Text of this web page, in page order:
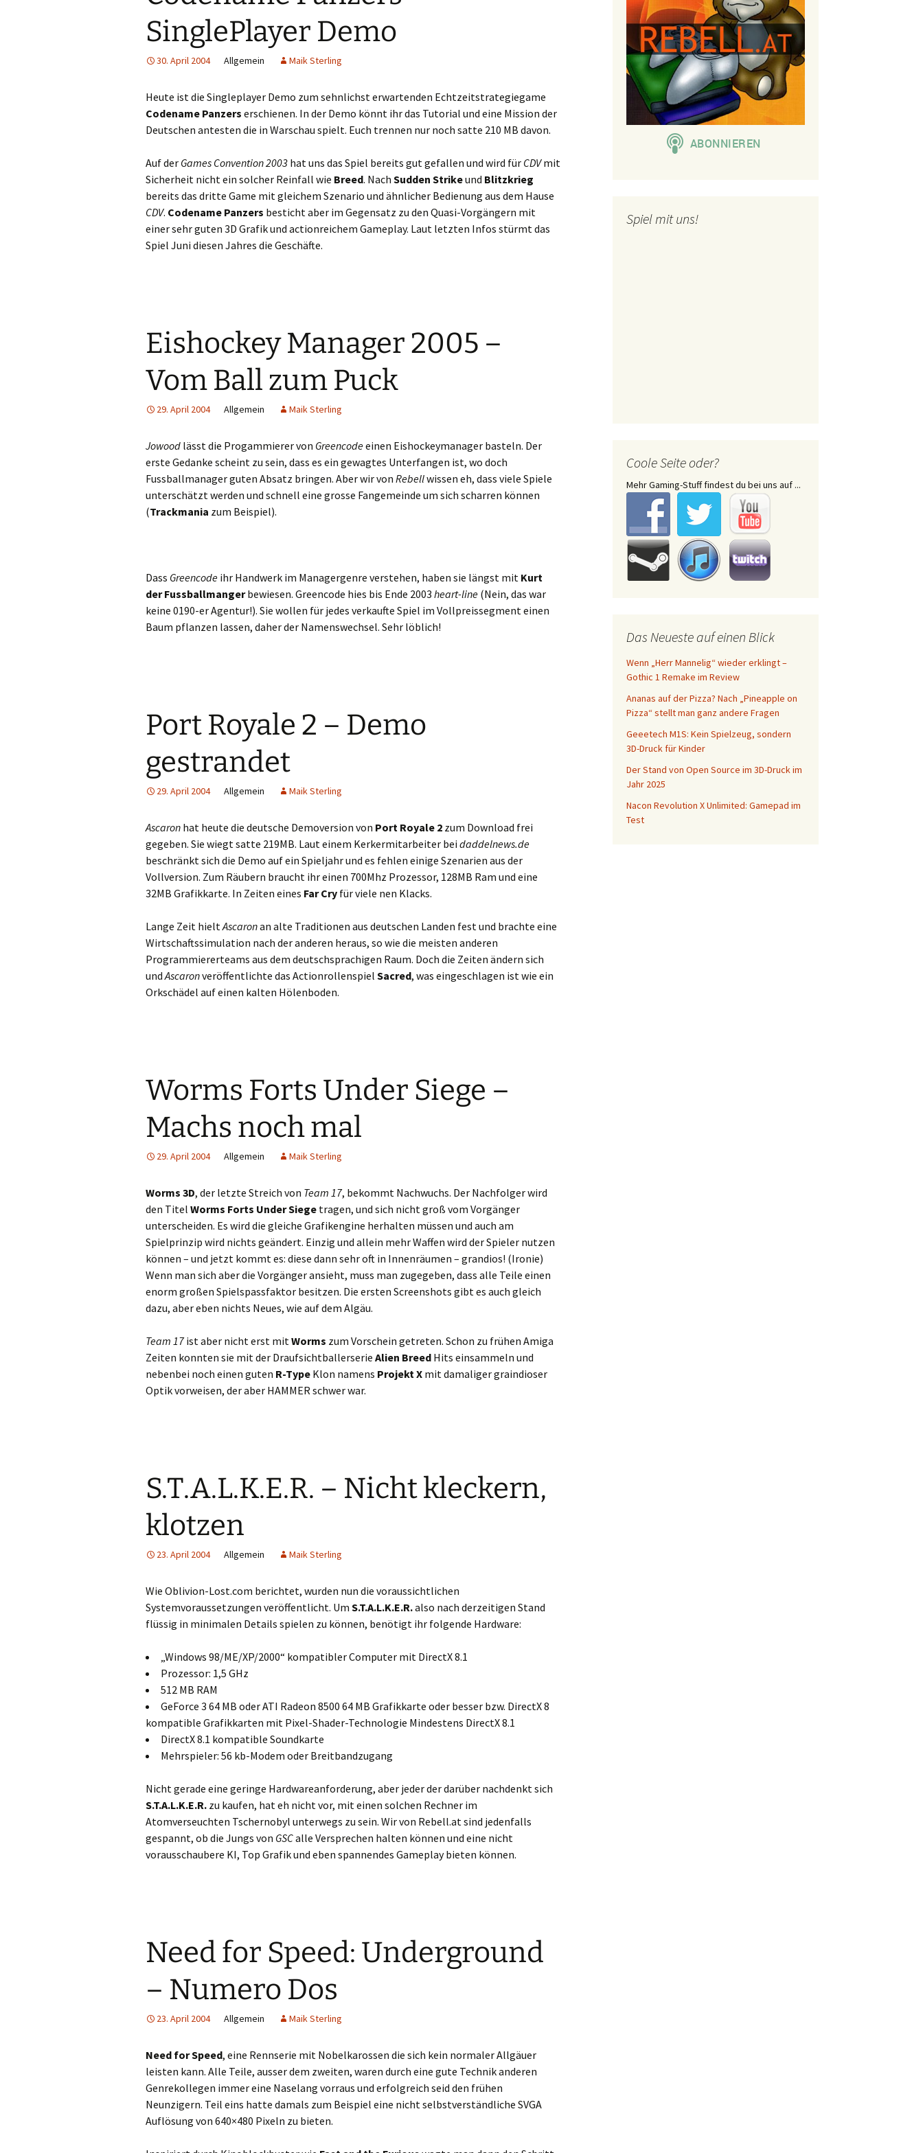
SinglePlayer Demo
30. April 2004 Allgemein Maik Sterling
Heute ist die Singleplayer Demo zum sehnlichst erwartenden Echtzeitstrategiegame
Codename Panzers erschienen. In der Demo könnt ihr das Tutorial und eine Mission der
Deutschen antesten die in Warschau spielt. Euch trennen nur noch satte 210 MB davon.
Auf der Games Convention 2003 hat uns das Spiel bereits gut gefallen und wird für CDVmit
Sicherheit nicht ein solcher Reinfall wie Breed. Nach Sudden Strikeund Blitzkrieg
bereits das dritte Game mit gleichem Szenario und ähnlicher Bedienung aus dem Hause
CDV. Codename Panzers besticht aber im Gegensatz zu den Quasi-Vorgängern mit
einer sehr guten 3D Grafik und actionreichem Gameplay. Laut letzten Infos stürmt das
Spiel Juni diesen Jahres die Geschäfte.
Eishockey Manager 2005 –
Vom Ball zum Puck
29. April 2004 Allgemein Maik Sterling
Jowood lässt die Progammierer von Greencodeeinen Eishockeymanager basteln. Der
erste Gedanke scheint zu sein, dass es ein gewagtes Unterfangen ist, wo doch
Fussballmanager guten Absatz bringen. Aber wir von Rebellwissen eh, dass viele Spiele
unterschätzt werden und schnell eine grosse Fangemeinde um sich scharren können
(Trackmania zum Beispiel).
Dass Greencode ihr Handwerk im Managergenre verstehen, haben sie längst mit Kurt
der Fussballmangerbewiesen. Greencode hies bis Ende 2003 heart-line (Nein, das war
keine 0190-er Agentur!). Sie wollen für jedes verkaufte Spiel im Vollpreissegment einen
Baum pflanzen lassen, daher der Namenswechsel. Sehr löblich!
Port Royale 2 – Demo
gestrandet
29. April 2004 Allgemein Maik Sterling
Ascaron hat heute die deutsche Demoversion von Port Royale 2 zum Download frei
gegeben. Sie wiegt satte 219MB. Laut einem Kerkermitarbeiter bei daddelnews.de
beschränkt sich die Demo auf ein Spieljahr und es fehlen einige Szenarien aus der
Vollversion. Zum Räubern braucht ihr einen 700Mhz Prozessor, 128MB Ram und eine
32MB Grafikkarte. In Zeiten eines Far Cry für viele nen Klacks.
Lange Zeit hieltAscaronan alte Traditionen aus deutschen Landen fest und brachte eine
Wirtschaftssimulation nach der anderen heraus, so wie die meisten anderen
Programmiererteams aus dem deutschsprachigen Raum. Doch die Zeiten ändern sich
undAscaronveröffentlichte das Actionrollenspiel Sacred, was eingeschlagen ist wie ein
Orkschädel auf einen kalten Hölenboden.
Worms Forts Under Siege –
Machs noch mal
29. April 2004 Allgemein Maik Sterling
Worms 3D, der letzte Streich von Team 17, bekommt Nachwuchs. Der Nachfolger wird
den Titel Worms Forts Under Siege tragen, und sich nicht groß vom Vorgänger
unterscheiden. Es wird die gleiche Grafikengine herhalten müssen und auch am
Spielprinzip wird nichts geändert. Einzig und allein mehr Waffen wird der Spieler nutzen
können – und jetzt kommt es: diese dann sehr oft in Innenräumen – grandios! (Ironie)
Wenn man sich aber die Vorgänger ansieht, muss man zugegeben, dass alle Teile einen
enorm großen Spielspassfaktor besitzen. Die ersten Screenshots gibt es auch gleich
dazu, aber eben nichts Neues, wie auf dem Algäu.
Team 17ist aber nicht erst mitWorms zum Vorschein getreten. Schon zu frühen Amiga
Zeiten konnten sie mit der Draufsichtballerserie Alien Breed Hits einsammeln und
nebenbei noch einen guten R-Type Klon namens Projekt X mit damaliger graindioser
Optik vorweisen, der aber HAMMER schwer war.
S.T.A.L.K.E.R. – Nicht kleckern,
klotzen
23. April 2004 Allgemein Maik Sterling
Wie Oblivion-Lost.com berichtet, wurden nun die voraussichtlichen
Systemvoraussetzungen veröffentlicht. Um S.T.A.L.K.E.R.also nach derzeitigen Stand
flüssig in minimalen Details spielen zu können, benötigt ihr folgende Hardware:
„Windows 98/ME/XP/2000“ kompatibler Computer mit DirectX 8.1
Prozessor: 1,5 GHz
512 MB RAM
GeForce 3 64 MB oder ATI Radeon 8500 64 MB Grafikkarte oder besser bzw. DirectX 8
kompatible Grafikkarten mit Pixel-Shader-Technologie Mindestens DirectX 8.1
DirectX 8.1 kompatible Soundkarte
Mehrspieler: 56 kb-Modem oder Breitbandzugang
Nicht gerade eine geringe Hardwareanforderung, aber jeder der darüber nachdenkt sich
S.T.A.L.K.E.R. zu kaufen, hat eh nicht vor, mit einen solchen Rechner im
Atomverseuchten Tschernobyl unterwegs zu sein. Wir von Rebell.at sind jedenfalls
gespannt, ob die Jungs von GSCalle Versprechen halten können und eine nicht
vorausschaubere KI, Top Grafik und eben spannendes Gameplay bieten können.
Need for Speed: Underground
– Numero Dos
23. April 2004 Allgemein Maik Sterling
Need for Speed, eine Rennserie mit Nobelkarossen die sich kein normaler Allgäuer
leisten kann. Alle Teile, ausser dem zweiten, waren durch eine gute Technik anderen
Genrekollegen immer eine Naselang vorraus und erfolgreich seid den frühen
Neunzigern. Teil eins hatte damals zum Beispiel eine nicht selbstverständliche SVGA
Auflösung von 640×480 Pixeln zu bieten.
Spiel mit uns!
Coole Seite oder?
Mehr Gaming-Stuff findest du bei uns auf ...
Das Neueste auf einen Blick
Wenn „Herr Mannelig“ wieder erklingt –
Gothic 1 Remake im Review
Ananas auf der Pizza? Nach „Pineapple on
Pizza“ stellt man ganz andere Fragen
Geeetech M1S: Kein Spielzeug, sondern
3D-Druck für Kinder
Der Stand von Open Source im 3D-Druck im
Jahr 2025
Nacon Revolution X Unlimited: Gamepad im
Test